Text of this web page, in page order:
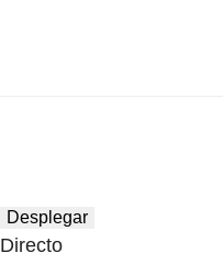
Desplegar
Directo